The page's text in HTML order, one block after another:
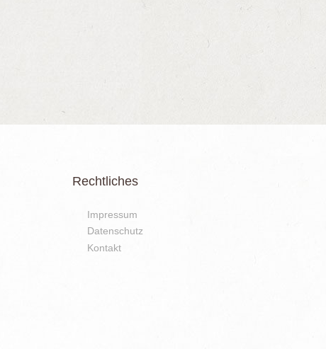
Rechtliches
Impressum
Datenschutz
Kontakt